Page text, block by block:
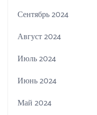
Сентябрь 2024
Август 2024
Июль 2024
Июнь 2024
Май 2024